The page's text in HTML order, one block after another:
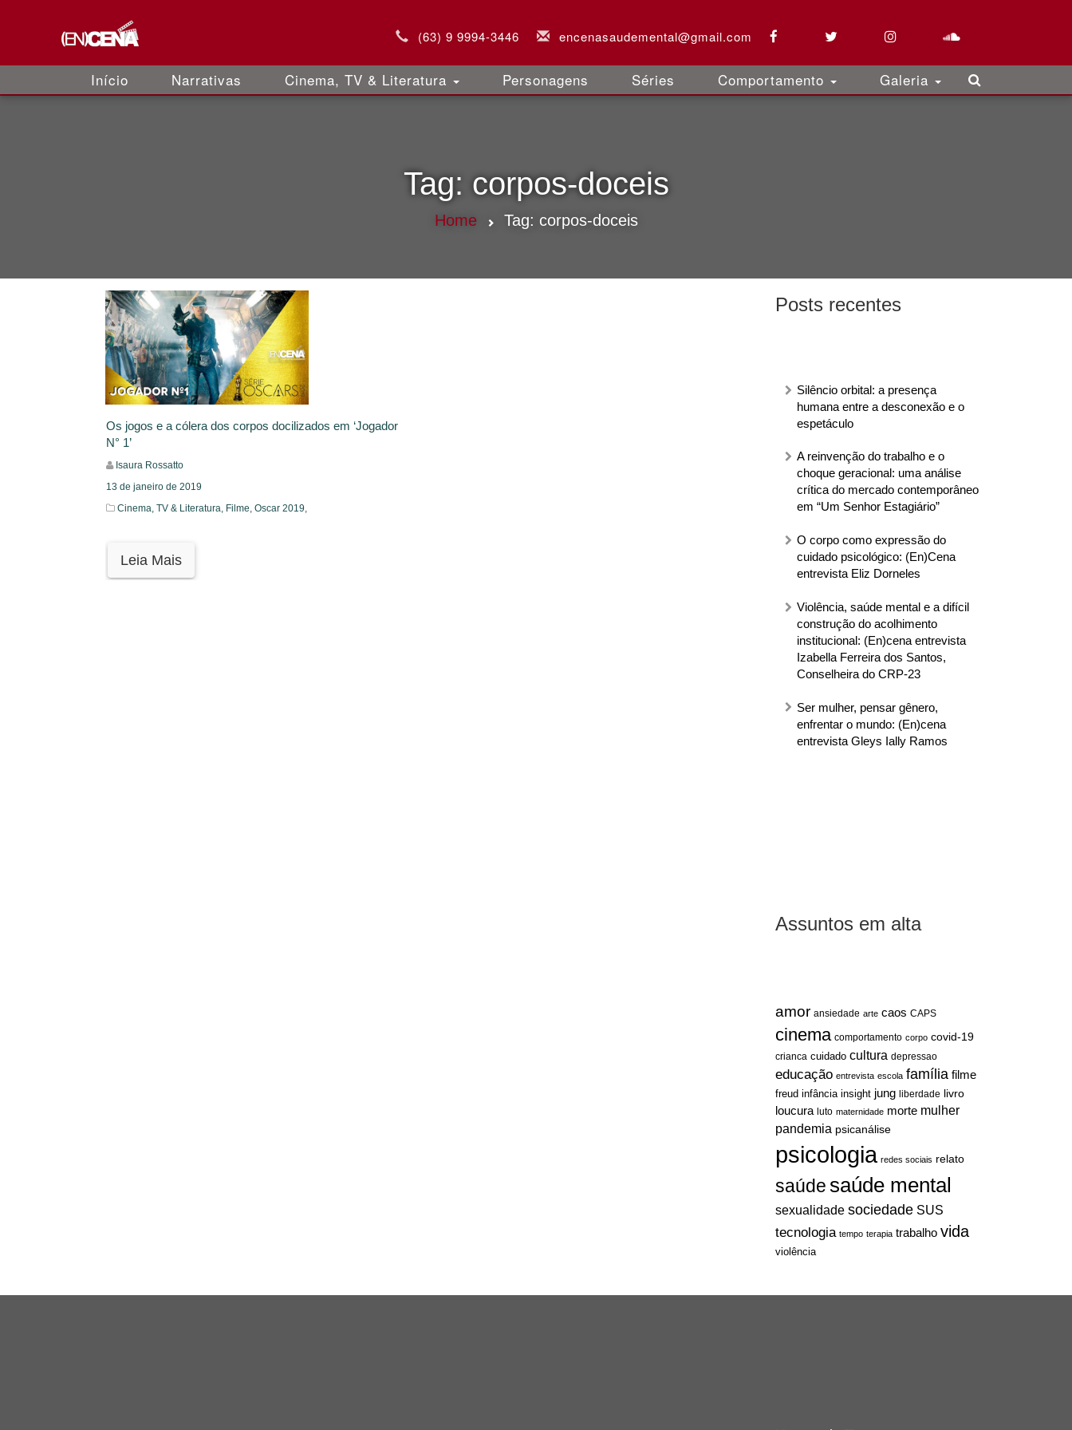
(63) 9 9994-3446 encenasaudemental@gmail.com
Início Narrativas Cinema, TV & Literatura Personagens Séries Comportamento Galeria
Tag: corpos-doceis
Home Tag: corpos-doceis
Posts recentes
Silêncio orbital: a presença
humana entre a desconexão e o
espetáculo
A reinvenção do trabalho e o
choque geracional: uma análise
crítica do mercado contemporâneo
em “Um Senhor Estagiário”
O corpo como expressão do
cuidado psicológico: (En)Cena
entrevista Eliz Dorneles
Violência, saúde mental e a difícil
construção do acolhimento
institucional: (En)cena entrevista
Izabella Ferreira dos Santos,
Conselheira do CRP-23
Ser mulher, pensar gênero,
enfrentar o mundo: (En)cena
entrevista Gleys Ially Ramos
Assuntos em alta
amor ansiedade arte caos CAPS
cinema comportamento corpo covid-19
crianca cuidado cultura depressao
educação entrevista escola família filme
freud infância insight jung liberdade livro
loucura luto maternidade morte mulher
pandemia psicanálise
psicologia redes sociais relato
saúdesaúde mental
sexualidade sociedade SUS
tecnologia tempo terapia trabalho vida
violência
Os jogos e a cólera dos corpos docilizados em ‘Jogador
N° 1’
Isaura Rossatto
13 de janeiro de 2019
Cinema, TV & Literatura, Filme, Oscar 2019,
Leia Mais